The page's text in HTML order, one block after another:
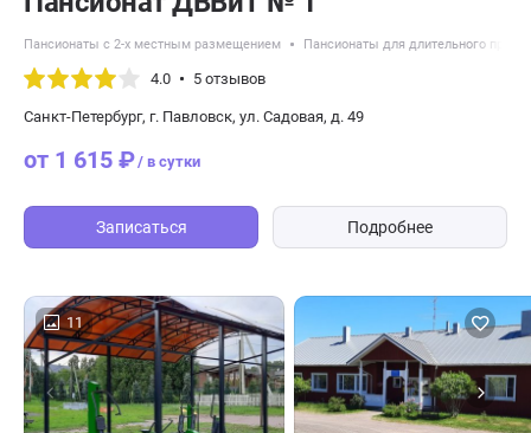
Пансионаты с 2-х местным размещением Пансионаты для длительного
4.0 5 отзывов
Санкт-Петербург, г. Павловск, ул. Садовая, д. 49
от 1 615 ₽/ в сутки
Записаться Подробнее
11